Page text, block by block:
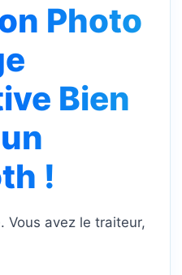
Photo
Bien
!
Vous avez le traiteur,